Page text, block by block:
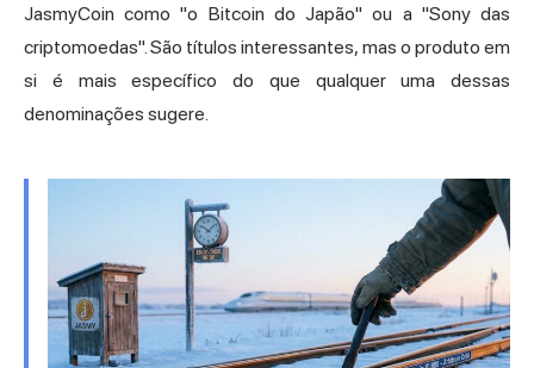
JasmyCoin como "o Bitcoin do Japão" ou a "Sony das
criptomoedas". São títulos interessantes, mas o produto em
si é mais específico do que qualquer uma dessas
denominações sugere.